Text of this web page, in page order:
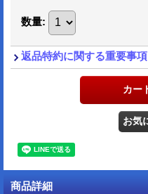
数量:
返品特約に関する重要事項
商品詳細